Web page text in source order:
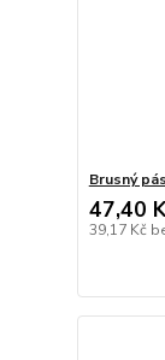
Brusný
47,40
39,17 Kč